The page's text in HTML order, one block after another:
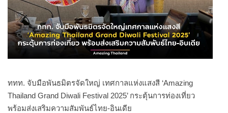
ททท. จับมือพันธมิตรจัดใหญ่ เทศกาลแห่งแสงสี ‘Amazing
Thailand Grand Diwali Festival 2025’ กระตุ้นการท่องเที่ยว
พร้อมส่งเสริมความสัมพันธ์ไทย-อินเดีย